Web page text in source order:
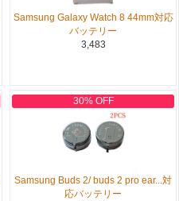
Samsung Galaxy Watch 8 44mm対応
バッテリー
3,483
30% OFF
Samsung Buds 2/ buds 2 pro ear...対
応バッテリー